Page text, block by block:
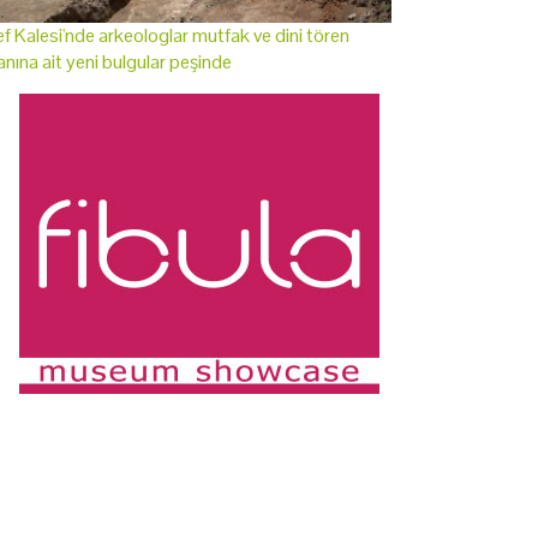
Kalesi'nde arkeologlar mutfak ve dini tören
ait yeni bulgular peşinde